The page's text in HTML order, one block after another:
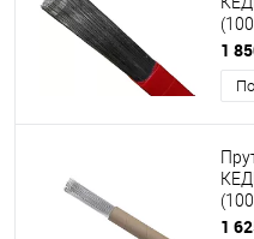
1
1